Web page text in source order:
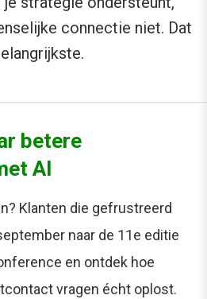
connectie niet. Dat
betere
AI
Klanten die gefrustreerd
naar de 11e editie
en ontdek hoe
vragen écht oplost.